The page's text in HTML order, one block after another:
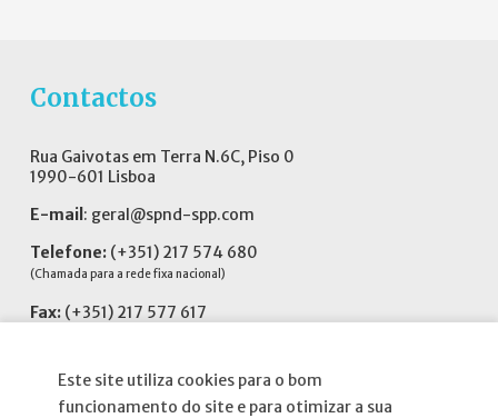
Este site utiliza cookies para o bom
funcionamento do site e para otimizar a sua
Contactos
Rua Gaivotas em Terra N.6C, Piso 0
1990-601 Lisboa
E-mail : geral@spnd-spp.com
Telefone: (+351) 217 574 680
(Chamada para a rede fixa nacional)
Fax: (+351) 217 577 617